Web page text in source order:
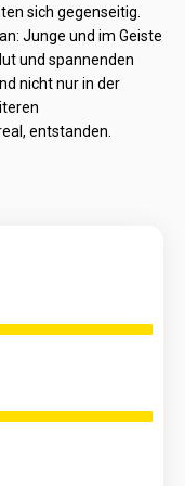
sich gegenseitig.
Junge und im Geiste
und spannenden
nicht nur in der
entstanden.